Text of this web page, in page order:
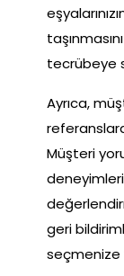
tecrübeye
Ayrıca,
Müşteri
geri
seçmenize